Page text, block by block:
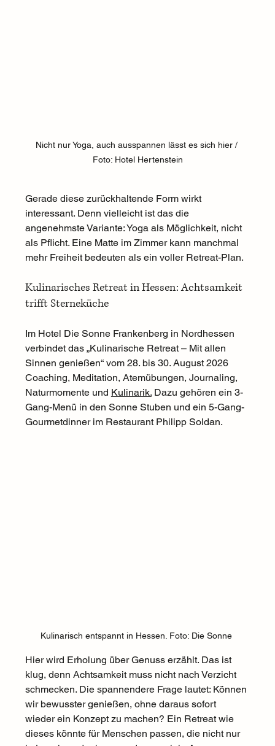
Nicht nur Yoga, auch ausspannen lässt es sich hier /
Foto: Hotel Hertenstein
Gerade diese zurückhaltende Form wirkt
interessant. Denn vielleicht ist das die
angenehmste Variante: Yoga als Möglichkeit, nicht
als Pflicht. Eine Matte im Zimmer kann manchmal
mehr Freiheit bedeuten als ein voller Retreat-Plan.
Kulinarisches Retreat in Hessen: Achtsamkeit
trifft Sterneküche
Im Hotel Die Sonne Frankenberg in Nordhessen
verbindet das „Kulinarische Retreat – Mit allen
Sinnen genießen“ vom 28. bis 30. August 2026
Coaching, Meditation, Atemübungen, Journaling,
Naturmomente und Kulinarik. Dazu gehören ein 3-
Gang-Menü in den Sonne Stuben und ein 5-Gang-
Gourmetdinner im Restaurant Philipp Soldan.
Kulinarisch entspannt in Hessen. Foto: Die Sonne
Hier wird Erholung über Genuss erzählt. Das ist
klug, denn Achtsamkeit muss nicht nach Verzicht
schmecken. Die spannendere Frage lautet: Können
wir bewusster genießen, ohne daraus sofort
wieder ein Konzept zu machen? Ein Retreat wie
dieses könnte für Menschen passen, die nicht nur